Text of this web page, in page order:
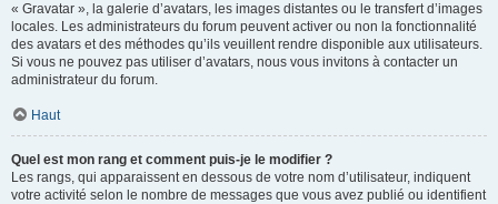
« Gravatar », la galerie d’avatars, les images distantes ou le transfert d’images
locales. Les administrateurs du forum peuvent activer ou non la fonctionnalité
des avatars et des méthodes qu’ils veuillent rendre disponible aux utilisateurs.
Si vous ne pouvez pas utiliser d’avatars, nous vous invitons à contacter un
administrateur du forum.
Haut
Quel est mon rang et comment puis-je le modifier ?
Les rangs, qui apparaissent en dessous de votre nom d’utilisateur, indiquent
votre activité selon le nombre de messages que vous avez publié ou identifient